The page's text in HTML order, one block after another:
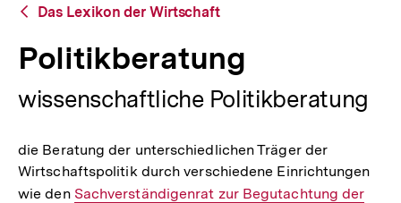
Zurück
Übersicht
Das Lexikon der Wirtschaft
Politikberatung
wissenschaftliche Politikberatung
die Beratung der unterschiedlichen Träger der
Wirtschaftspolitik durch verschiedene Einrichtungen
wie den Interner
Sachverständigenrat zur Begutachtung der